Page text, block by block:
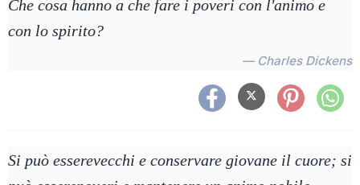
Che cosa hanno a che fare i poveri con l'animo e
con lo spirito?
— Charles Dickens
Si può esserevecchi e conservare giovane il cuore; si